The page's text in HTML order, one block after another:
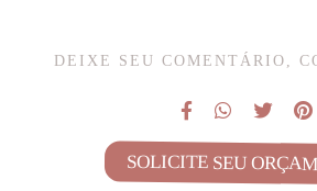
DEIXE SEU COMENTÁRIO,
SOLICITE SEU